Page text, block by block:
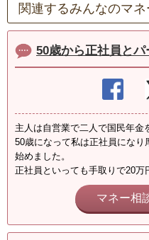
関連するみんなのマネ
50歳から正社員と
主人は自営業で二人で国民年
50歳になって私は正社員にな
始めました。
正社員といっても手取りで20万
マネー相